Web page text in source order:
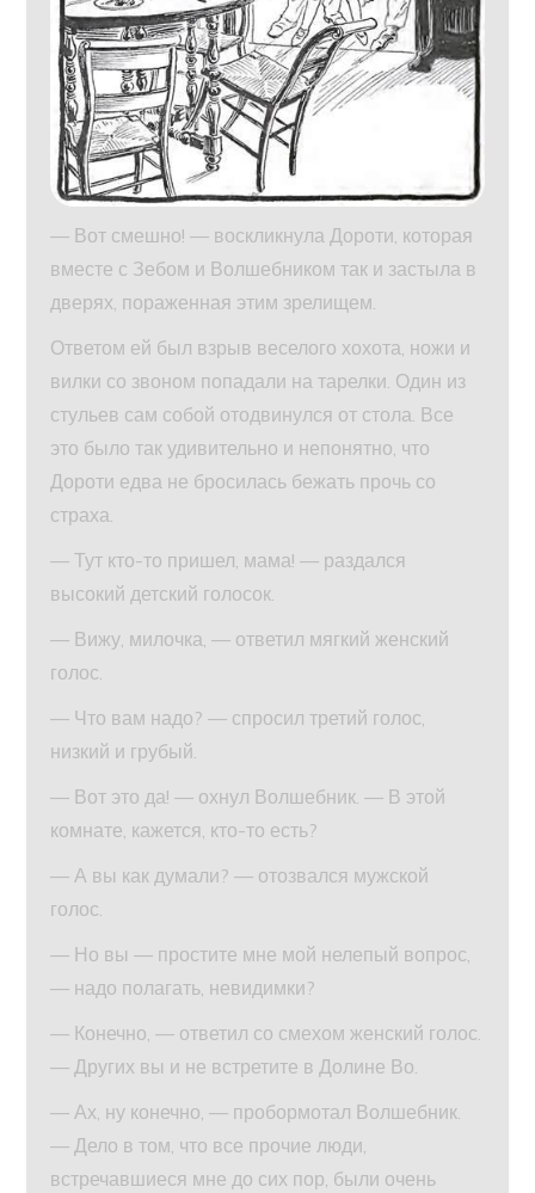
— Вот смешно! — воскликнула Дороти, которая
вместе с Зебом и Волшебником так и застыла в
дверях, пораженная этим зрелищем.
Ответом ей был взрыв веселого хохота, ножи и
вилки со звоном попадали на тарелки. Один из
стульев сам собой отодвинулся от стола. Все
это было так удивительно и непонятно, что
Дороти едва не бросилась бежать прочь со
страха.
— Тут кто-то пришел, мама! — раздался
высокий детский голосок.
— Вижу, милочка, — ответил мягкий женский
голос.
— Что вам надо? — спросил третий голос,
низкий и грубый.
— Вот это да! — охнул Волшебник. — В этой
комнате, кажется, кто-то есть?
— А вы как думали? — отозвался мужской
голос.
— Но вы — простите мне мой нелепый вопрос,
— надо полагать, невидимки?
— Конечно, — ответил со смехом женский голос.
— Других вы и не встретите в Долине Во.
— Ах, ну конечно, — пробормотал Волшебник.
— Дело в том, что все прочие люди,
встречавшиеся мне до сих пор, были очень